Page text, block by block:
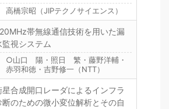
高橋宗昭（JIPテクノサイエンス）
帯無線通信技術を用いた漏
監視システム
○山口 陽・照日 繁・藤野洋輔・
赤羽和徳・吉野修一（NTT）
星合成開口レーダによるインフラ
断のための微小変位解析とその自